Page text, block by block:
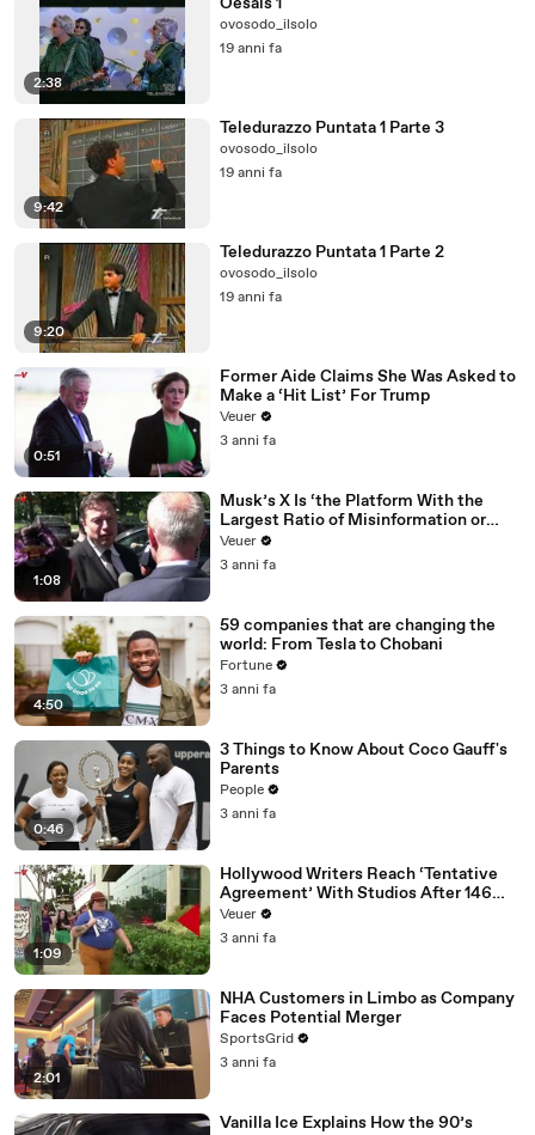
2:38
ovosodo_ilsolo
19 anni fa
9:42
Teledurazzo Puntata 1 Parte 3
ovosodo_ilsolo
19 anni fa
9:20
Teledurazzo Puntata 1 Parte 2
ovosodo_ilsolo
19 anni fa
0:51
Former Aide Claims She Was Asked to
Make a ‘Hit List’ For Trump
Veuer
3 anni fa
1:08
Musk’s X Is ‘the Platform With the
Largest Ratio of Misinformation or
Disinformation’ Amongst All Social
Media Platforms
Veuer
3 anni fa
4:50
59 companies that are changing the
world: From Tesla to Chobani
Fortune
3 anni fa
0:46
3 Things to Know About Coco Gauff's
Parents
People
3 anni fa
1:09
Hollywood Writers Reach ‘Tentative
Agreement’ With Studios After 146
Day Strike
Veuer
3 anni fa
2:01
NHA Customers in Limbo as Company
Faces Potential Merger
SportsGrid
3 anni fa
Vanilla Ice Explains How the 90’s